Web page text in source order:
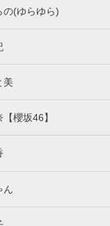
の(ゆらゆら)
美
櫻坂46】
ん